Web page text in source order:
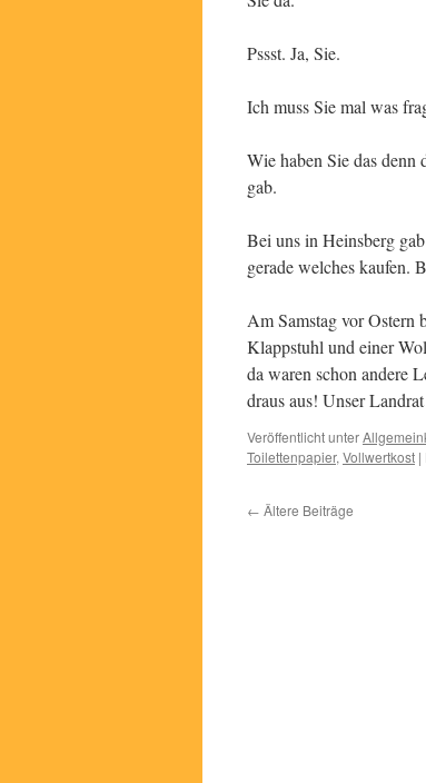
Pssst. Ja, Sie.
Ich muss Sie mal was
Wie haben Sie das denn
gab.
Bei uns in Heinsberg
gerade welches kaufen.
Am Samstag vor Ostern
Klappstuhl und einer
da waren schon andere
draus aus! Unser
Veröffentlicht unter
Toilettenpapier, Vollwertkost |
← Ältere Beiträge